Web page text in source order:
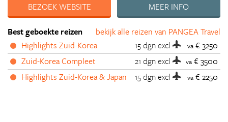
BEZOEK WEBSITE
MEER INFO
bekijk alle reizen van PANGEA Travel
Best geboekte reizen
Highlights Zuid-Korea
15 dgnexcl va € 3250
Zuid-Korea Compleet
21 dgnexcl va € 3500
Highlights Zuid-Korea & Japan
15 dgnexcl va € 2250